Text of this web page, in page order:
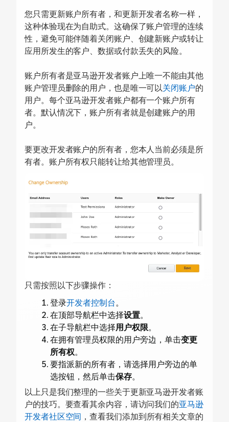
您只需更新账户所有者，和更新开发者名称一样，
这种体验现在为自助式。这确保了账户管理的连续
性，避免可能伴随着关闭账户、创建新账户或转让
应用所发生的客户、数据或付款丢失的风险。
账户所有者是亚马逊开发者账户上唯一不能由其他
账户管理员删除的用户，也是唯一可以关闭账户的
用户。每个亚马逊开发者账户都有一个账户所有
者。默认情况下，账户所有者就是创建账户的用
户。
要更改开发者账户的所有者，您本人当前必须是所
有者。账户所有权只能转让给其他管理员。
只需按照以下步骤操作：
登录开发者控制台 。
在顶部导航栏中选择设置。
在子导航栏中选择用户权限。
在拥有管理员权限的用户旁边，单击变更
所有权。
要指派新的所有者，请选择用户旁边的单
选按钮，然后单击保存。
以上只是我们整理的一些关于更新亚马逊开发者账
户的技巧。要查看其余内容，请访问我们的亚马逊
开发者社区空间 ，查看我们添加到所有相关文章的